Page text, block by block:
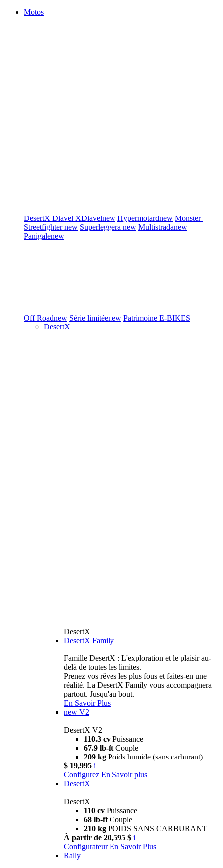
Motos
DesertX Diavel XDiavelnew Hypermotardnew Monster
Streetfighternew Superleggera new Multistradanew
Panigalenew
Off Roadnew Série limitéenew Patrimoine E-BIKES
DesertX
DesertX
DesertX Family
Famille DesertX : L'exploration et le plaisir au-
delà de toutes les limites.
Prenez vos rêves les plus fous et faites-en une
réalité. La DesertX Family vous accompagnera
partout. Jusqu'au bout.
En Savoir Plus
new V2
DesertX V2
110.3 cv Puissance
67.9 lb-ft Couple
209 kg Poids humide (sans carburant)
$ 19,995 i
Configurez En Savoir plus
DesertX
DesertX
110 cv Puissance
68 lb-ft Couple
210 kg POIDS SANS CARBURANT
À partir de 20,595 $ i
Configurateur En Savoir Plus
Rally